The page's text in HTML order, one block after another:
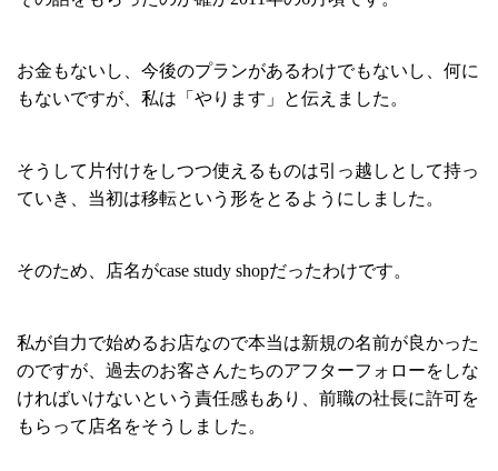
お金もないし、今後のプランがあるわけでもないし、何に
もないですが、私は「やります」と伝えました。
そうして片付けをしつつ使えるものは引っ越しとして持っ
ていき、当初は移転という形をとるようにしました。
そのため、店名がcase study shopだったわけです。
私が自力で始めるお店なので本当は新規の名前が良かった
のですが、過去のお客さんたちのアフターフォローをしな
ければいけないという責任感もあり、前職の社長に許可を
もらって店名をそうしました。